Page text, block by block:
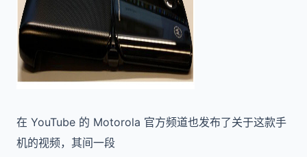
在 YouTube 的 Motorola 官方频道也发布了关于这款手
机的视频，其间一段